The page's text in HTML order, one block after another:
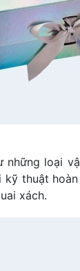
những loại
kỹ thuật
xách.